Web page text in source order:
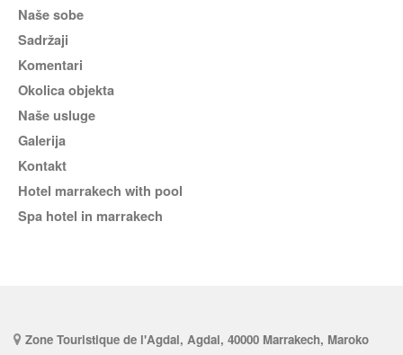
Naše sobe
Sadržaji
komentari
Okolica objekta
naše usluge
Galerija
Kontakt
hotel marrakech with pool
spa hotel in marrakech
Zone Touristique de l'Agdal, Agdal, 40000 Marrakech, Maroko